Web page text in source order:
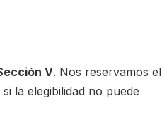
V. Nos reservamos el
la elegibilidad no puede